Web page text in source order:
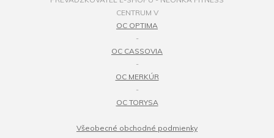
CENTRUM V
OC OPTIMA
-
OC CASSOVIA
-
OC MERKÚR
-
OC TORYSA
Všeobecné obchodné podmienky